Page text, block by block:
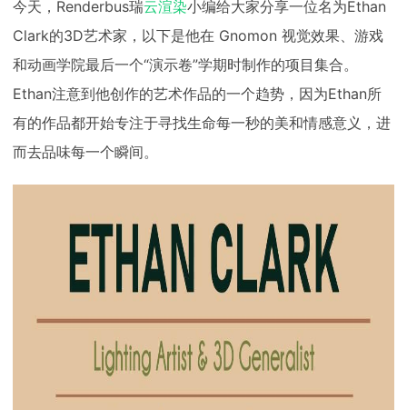
AI视频插帧
AI视频插帧
AI视频插帧
AI视频插帧
AI视频插帧
AI视频插帧
Maya AI渲染方案
Maya AI渲染方案
Maya AI渲染方案
Maya AI渲染方案
Maya AI渲染方案
Maya AI渲染方案
价格
效果图价格
云制作价格
效果图价格
云制作价格
效果图价格
云制作价格
效果图价格
云制作价格
效果图价格
云制作价格
效果图价格
云制作价格
资讯&赛事
新闻资讯
渲染百科
渲染大赛
新闻资讯
渲染百科
渲染大赛
新闻资讯
渲染百科
渲染大赛
新闻资讯
渲染百科
渲染大赛
新闻资讯
渲染百科
渲染大赛
新闻资讯
渲染百科
渲染大赛
特惠专区
云渲染优惠攻略
青云平台
云渲染优惠攻略
青云平台
云渲染优惠攻略
青云平台
云渲染优惠攻略
青云平台
云渲染优惠攻略
青云平台
云渲染优惠攻略
青云平台
关于我们
动画客户端
效果图客户端
动画客户端
效果图客户端
动画客户端
效果图客户端
动画客户端
效果图客户端
动画客户端
效果图客户端
动画客户端
效果图客户端
帮助/教程
今天，Renderbus瑞云渲染小编给大家分享一位名为Ethan
Clark的3D艺术家，以下是他在 Gnomon 视觉效果、游戏
和动画学院最后一个“演示卷”学期时制作的项目集合。
Ethan注意到他创作的艺术作品的一个趋势，因为Ethan所
有的作品都开始专注于寻找生命每一秒的美和情感意义，进
而去品味每一个瞬间。